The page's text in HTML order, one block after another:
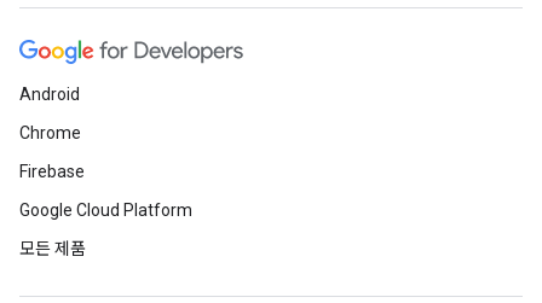
Android
Chrome
Firebase
Google Cloud Platform
모든 제품